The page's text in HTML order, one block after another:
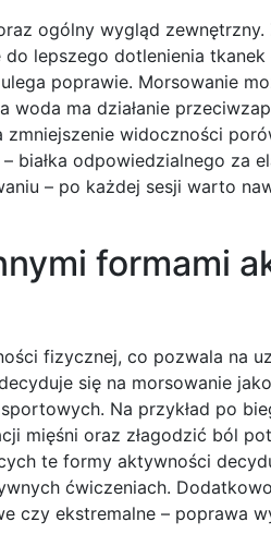
ogólny wygląd zewnętrzny.
lepszego dotlenienia tkanek
poprawie. Morsowanie
ma działanie
zmniejszenie widoczności
białka odpowiedzialnego za
– po każdej sesji warto
formami
fizycznej, co pozwala na
się na morsowanie
Na przykład po
mięśni oraz złagodzić ból
te formy aktywności
ćwiczeniach.
czy ekstremalne – poprawa